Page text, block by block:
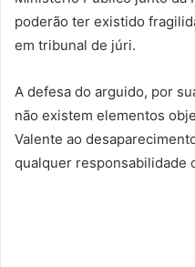
poderão ter existido
em tribunal de júri.
A defesa do arguido, por
não existem elementos
Valente ao
qualquer responsabilidade